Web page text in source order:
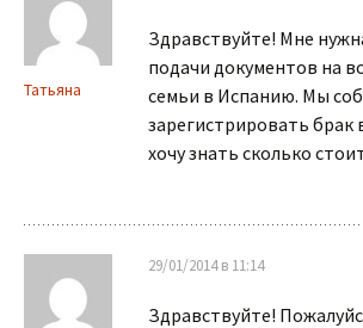
Татьяна
Здравствуйте! Мне
подачи документов на
семьи в Испанию. Мы
зарегистрировать брак
хочу знать сколько
29/01/2014 в 11:14
Здравствуйте!